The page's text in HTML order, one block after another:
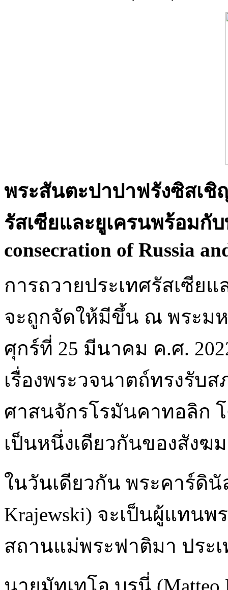
พระสันตะปาปาฟรังซิสเ
รัสเซียและยูเครนพร้อมกั
consecration of Russia
การถวายประเทศรัสเซีย
จะถูกจัดให้มีขึ้น ณ พระม
ศุกร์ที่ 25 มีนาคม ค.ศ.
เรื่องพระวจนาตถ์ทรงรั
ศาสนจักรโรมันคาทอลิก
เป็นหนึ่งเดียวกันของสัง
ในวันเดียวกัน พระคาร์ดินั
Krajewski) จะเป็นผู้แทน
สถานแม่พระฟาติมา ประเ
นายมัทเทโอ บรูนี่